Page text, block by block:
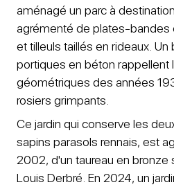
aménagé un parc à
agrémenté de plates-bandes
et tilleuls taillés en rideaux.
portiques en béton rappellent
géométriques des années
rosiers grimpants.
Ce jardin qui conserve les
sapins parasols rennais, est
2002, d'un taureau en bronze
Louis Derbré. En 2024, un